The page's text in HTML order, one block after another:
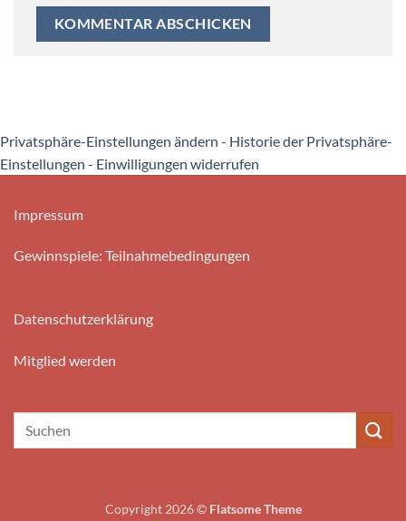
Privatsphäre-Einstellungen ändern - Historie der Privatsphäre-
Einstellungen - Einwilligungen widerrufen
Impressum
Gewinnspiele: Teilnahmebedingungen
Datenschutzerklärung
Mitglied werden
Copyright 2026 © Flatsome Theme